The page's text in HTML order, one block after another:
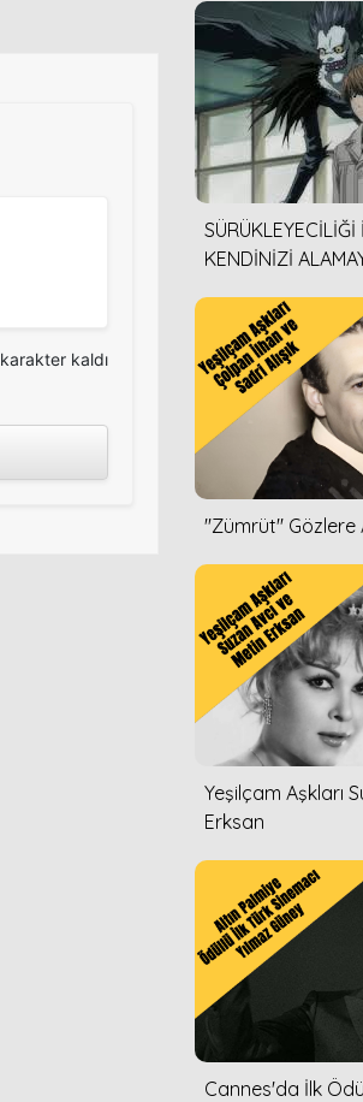
karakter kaldı
KENDİNİZİ
''Zümrüt'' Gözlere
Yeşilçam Aşkları
Erksan
Cannes'da İlk